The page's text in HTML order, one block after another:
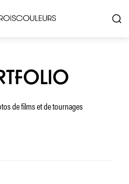
de films et de tournages